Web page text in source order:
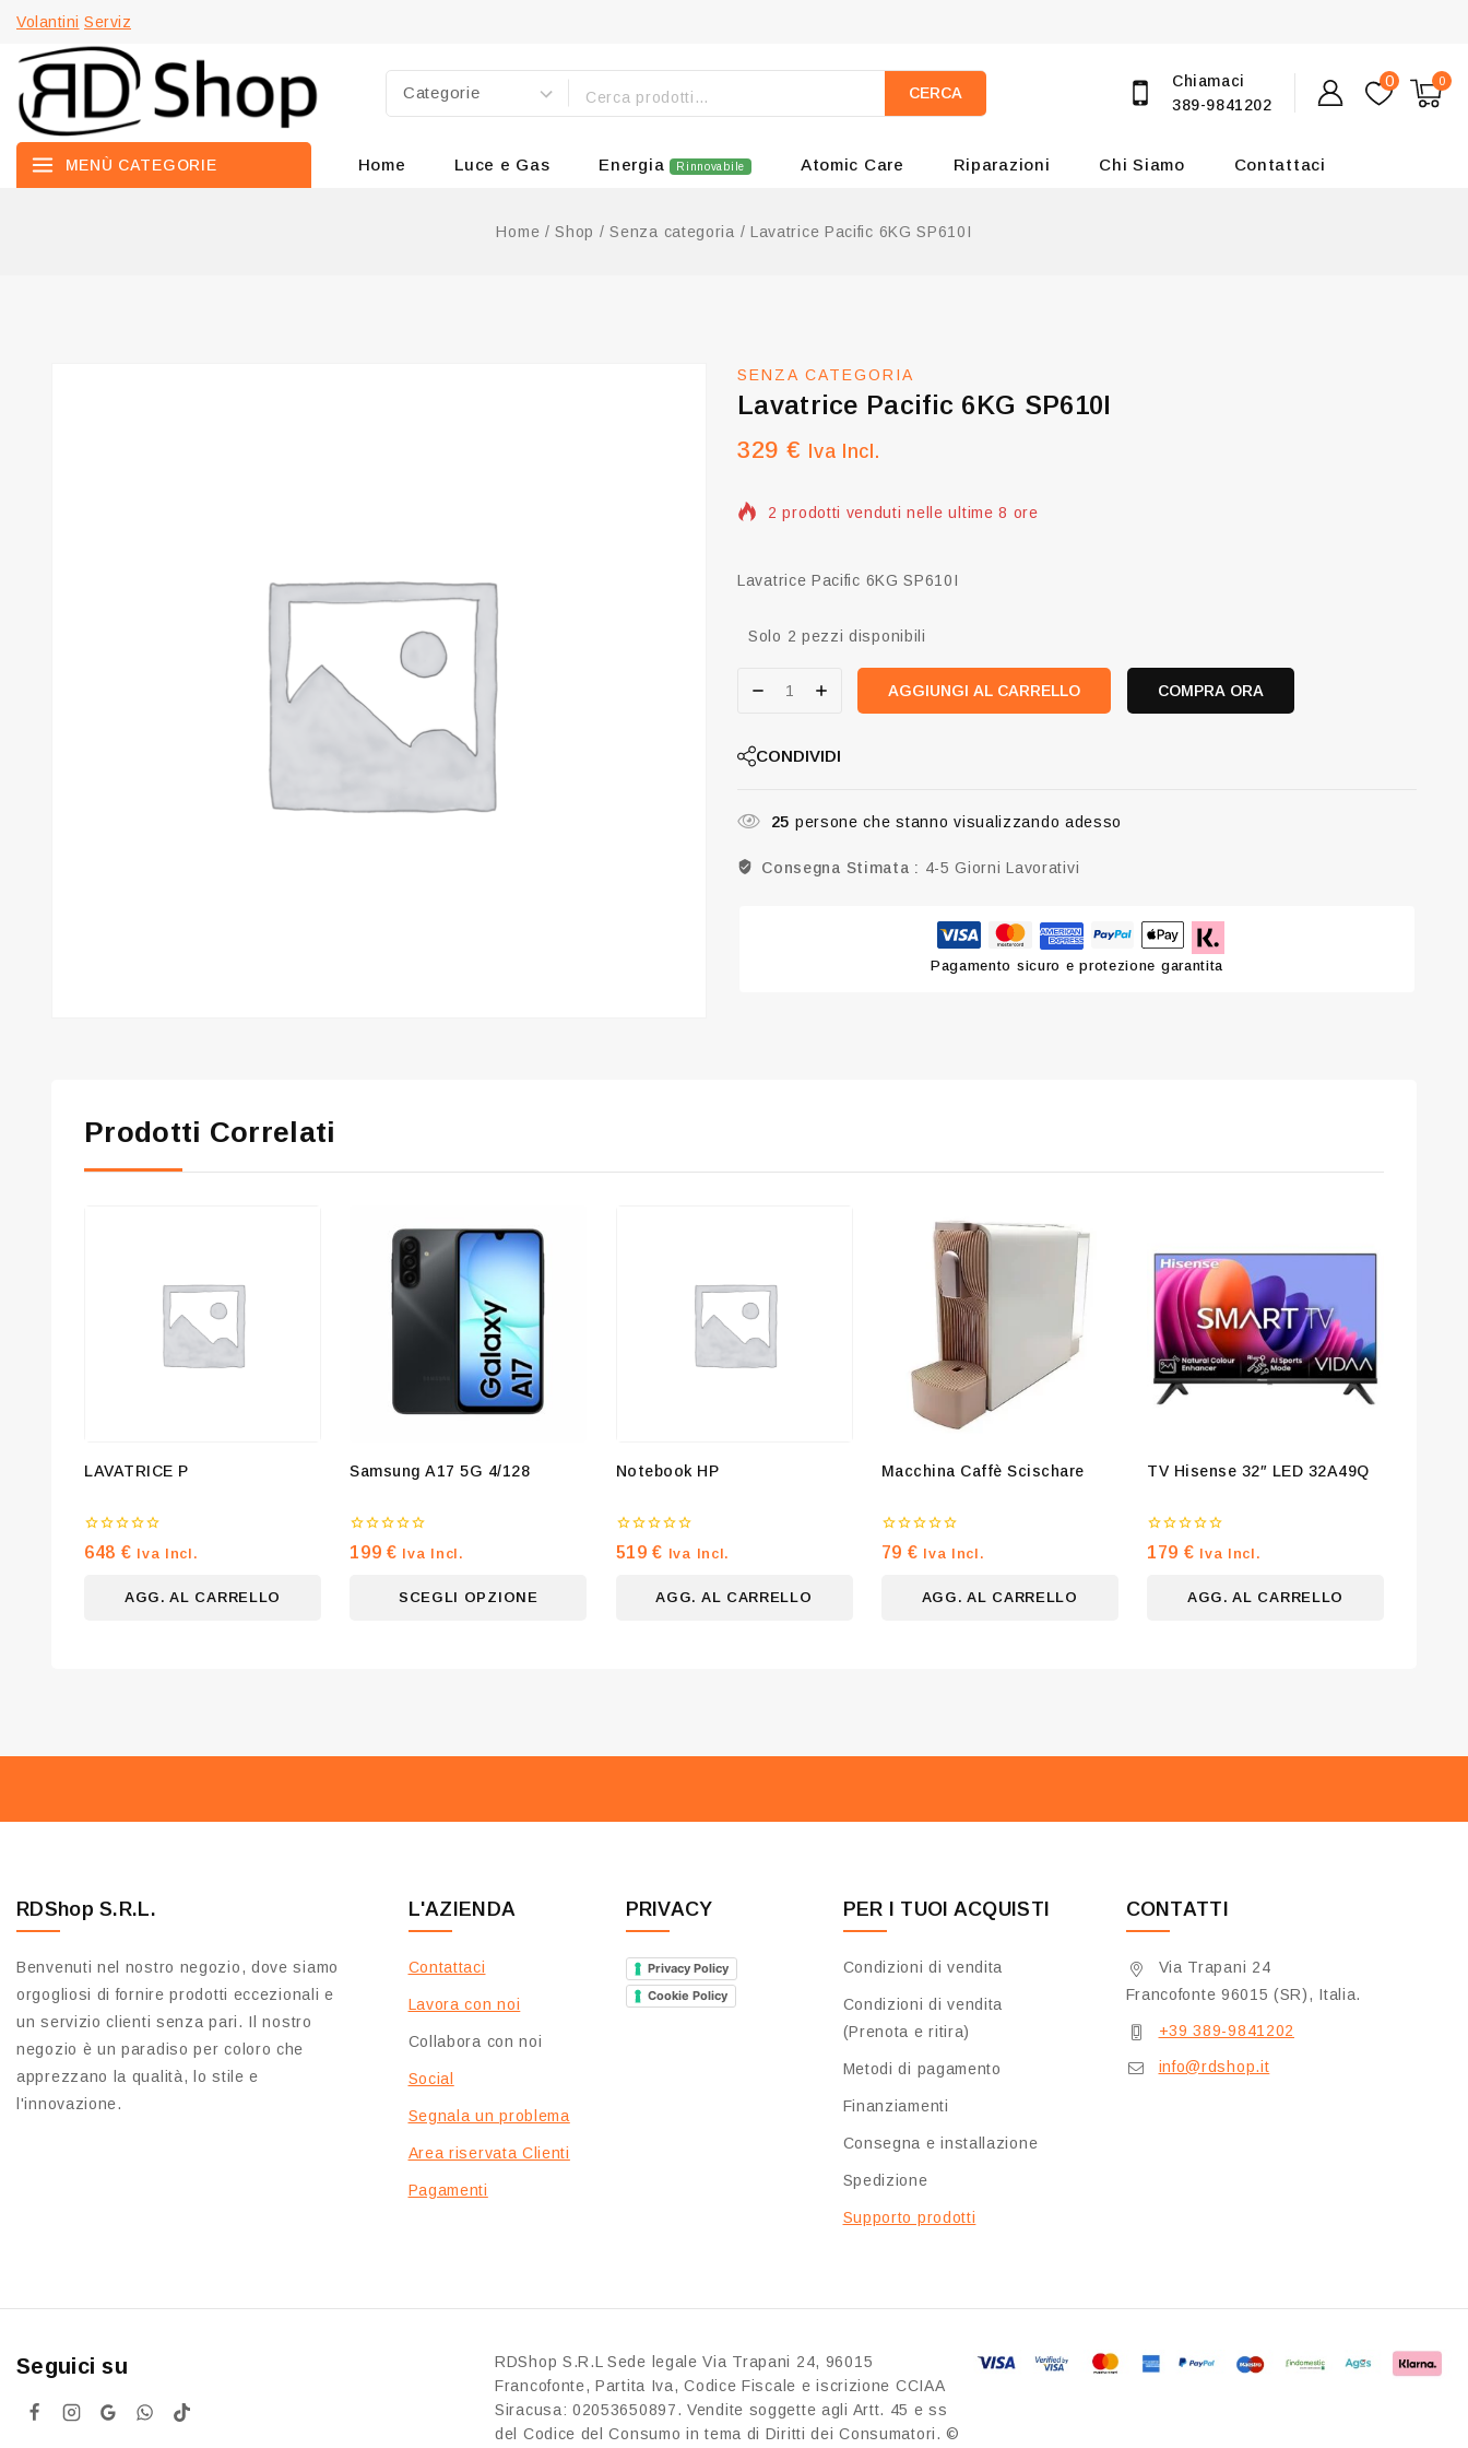
Volantini Serviz
CERCA
Chiamaci
389-9841202
0 0
MENÙ CATEGORIE Home Luce e Gas Energia Rinnovabile Atomic Care Riparazioni Chi Siamo Contattaci
Home / Shop / Senza categoria / Lavatrice Pacific 6KG SP610I
SENZA CATEGORIA
Lavatrice Pacific 6KG SP610I
329 € Iva Incl.
Vendita veloce! Più di 8 persone hanno questo articolo nel carrello
Lavatrice Pacific 6KG SP610I
Solo 2 pezzi disponibili
AGGIUNGI AL CARRELLO COMPRA ORA
CONDIVIDI
25 persone che stanno visualizzando adesso
Consegna Stimata : 4-5 Giorni Lavorativi
Pagamento sicuro e protezione garantita
Prodotti Correlati
LAVATRICE P
0
su
648 € Iva Incl.
AGG. AL CARRELLO
Samsung A17 5G 4/128
0
su
199€ Iva Incl.
SCEGLI OPZIONE
Notebook HP
0
su
519€ Iva Incl.
AGG. AL CARRELLO
Macchina Caffè Scischare
0
su
79 € Iva Incl.
AGG. AL CARRELLO
TV Hisense 32″ LED 32A49Q
0
su
179 € Iva Incl.
AGG. AL CARRELLO
RDShop S.R.L.
Benvenuti nel nostro negozio, dove siamo
orgogliosi di fornire prodotti eccezionali e
un servizio clienti senza pari. Il nostro
negozio è un paradiso per coloro che
apprezzano la qualità, lo stile e
l'innovazione.
L'AZIENDA
Contattaci
Lavora con noi
Collabora con noi
Social
Segnala un problema
Area riservata Clienti
Pagamenti
PRIVACY
Privacy Policy
Cookie Policy
PER I TUOI ACQUISTI
Condizioni di vendita
Condizioni di vendita
(Prenota e ritira)
Metodi di pagamento
Finanziamenti
Consegna e installazione
Spedizione
Supporto prodotti
CONTATTI
Via Trapani 24
Francofonte 96015 (SR), Italia.
+39 389-9841202
info@rdshop.it
Seguici su
RDShop S.R.L Sede legale Via Trapani 24, 96015
Francofonte, Partita Iva, Codice Fiscale e iscrizione CCIAA
Siracusa: 02053650897. Vendite soggette agli Artt. 45 e ss
del Codice del Consumo in tema di Diritti dei Consumatori. ©
20% off your first order
Be the first to know about our new arrivals,
exclusive offers and the latest fashion update.
By subscribing, you agree to our privacy policy.